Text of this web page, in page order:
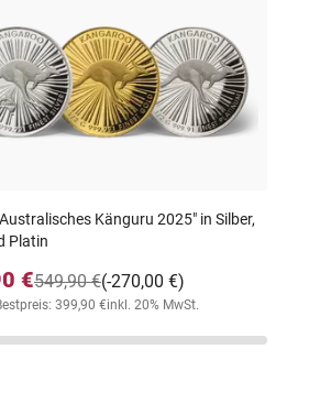
Känguru 2025" in Silber,
Platin
€ (-270,00 €)
549,90 €
399,90 €inkl. 20% MwSt.